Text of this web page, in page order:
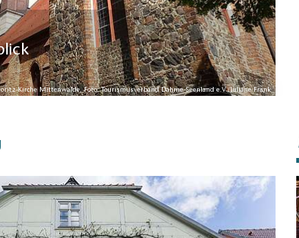
Kirche Mittenwalde, Foto: Tourismusverband Dahme-Seenland e.V./Juliane Frank